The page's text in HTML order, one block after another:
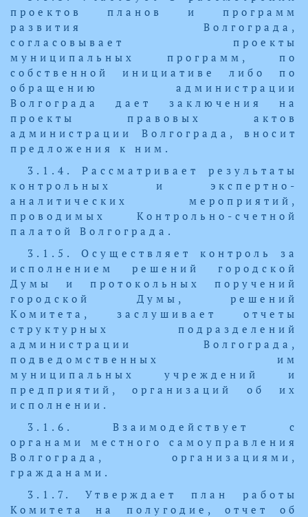
проектов планов и программ
развития Волгограда,
согласовывает проекты
муниципальных программ, по
собственной инициативе либо по
обращению администрации
Волгограда дает заключения на
проекты правовых актов
администрации Волгограда, вносит
предложения к ним.
3.1.4. Рассматривает результаты
контрольных и экспертно-
аналитических мероприятий,
проводимых Контрольно-счетной
палатой Волгограда.
3.1.5. Осуществляет контроль за
исполнением решений городской
Думы и протокольных поручений
городской Думы, решений
Комитета, заслушивает отчеты
структурных подразделений
администрации Волгограда,
подведомственных им
муниципальных учреждений и
предприятий, организаций об их
исполнении.
3.1.6. Взаимодействует с
органами местного самоуправления
Волгограда, организациями,
гражданами.
3.1.7. Утверждает план работы
Комитета на полугодие, отчет об